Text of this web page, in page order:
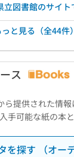
立図書館のサイ
と見る（全44件）
ス
ら提供された情
手可能な紙の本
を探す （オー